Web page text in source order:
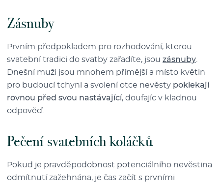
Zásnuby
Prvním předpokladem pro rozhodování, kterou
svatební tradici do svatby zařadíte, jsou zásnuby
Dnešní muži jsou mnohem přímější a místo květin
pro budoucí tchyni a svolení otce nevěsty poklekají
rovnou před svou nastávající, doufajíc v kladnou
odpověď.
Pečení svatebních koláčků
Pokud je pravděpodobnost potenciálního nevěstina
odmítnutí zažehnána, je čas začít s prvními